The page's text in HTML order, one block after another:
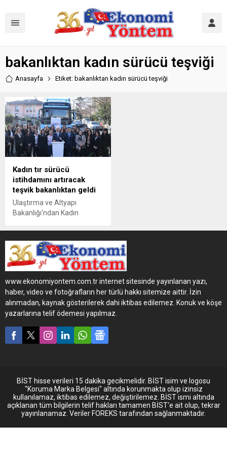
bakanlıktan kadın sürücü teşviği
Anasayfa Etiket: bakanlıktan kadın sürücü teşviği
Kadın tır sürücü
istihdamını artıracak
teşvik bakanlıktan geldi
Ulaştırma ve Altyapı
Bakanlığı'ndan Kadın
ilişkin teşvik geldi. Bununla
birlikte kadın sürücü
sayısının artması bekleniyor.
www.ekonomiyontem.com.tr internet sitesinde yayınlanan yazı,
haber, video ve fotoğrafların her türlü hakkı sitemize aittir. İzin
alınmadan, kaynak gösterilerek dahi iktibas edilemez. Konuk ve köşe
yazarlarına telif ödemesi yapılmaz.
BİST hisse verileri 15 dakika gecikmelidir. BİST isim ve logosu
"Koruma Marka Belgesi" altında korunmakta olup izinsiz
kullanılamaz, iktibas edilemez, değiştirilemez. BİST ismi altında
açıklanan tüm bilgilerin telif hakları tamamen BİST'e ait olup, tekrar
yayınlanamaz. Veriler FOREKS tarafından sağlanmaktadır.